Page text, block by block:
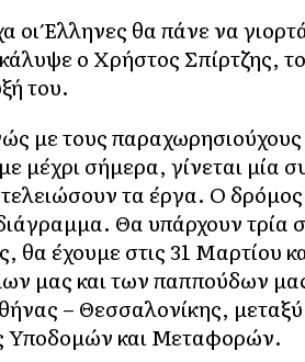
οι Έλληνες θα πάνε να
ο Χρήστος Σπίρτζης,
του.
με τους παραχωρησιούχους
μέχρι σήμερα, γίνεται μία
τα έργα. Ο
Θα υπάρχουν τρία
θα έχουμε στις 31 Μαρτίου
μας και των παππούδων
– Θεσσαλονίκης,
Υποδομών και Μεταφορών.